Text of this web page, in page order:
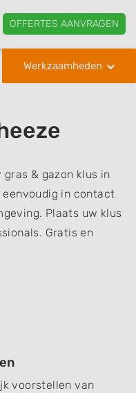
OFFERTES AANVRAGEN
Werkzaamheden
& gazon klus in
eenvoudig in contact
Plaats uw klus
Gratis en
voorstellen van